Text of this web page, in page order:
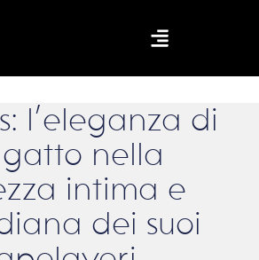
l’eleganza di
nella
intima e
dei suoi